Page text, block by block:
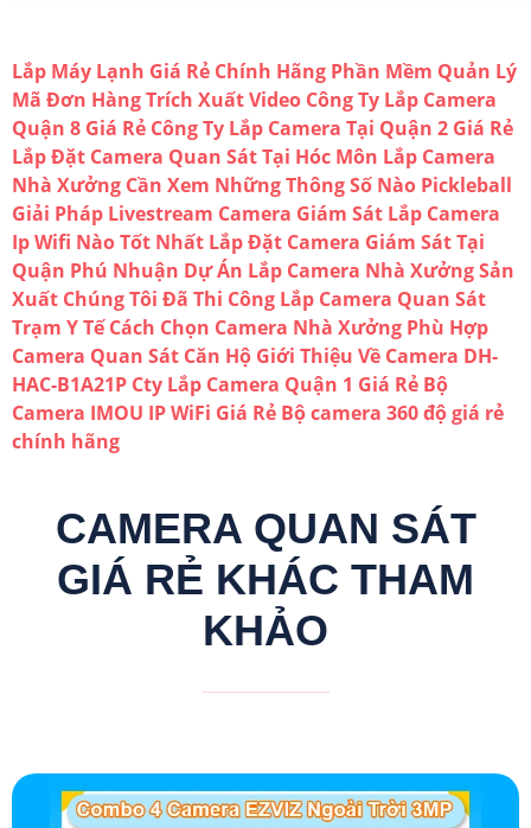
Lắp Máy Lạnh Giá Rẻ Chính Hãng Phần Mềm Quản Lý
Mã Đơn Hàng Trích Xuất Video Công Ty Lắp Camera
Quận 8 Giá Rẻ Công Ty Lắp Camera Tại Quận 2 Giá Rẻ
Lắp Đặt Camera Quan Sát Tại Hóc Môn Lắp Camera
Nhà Xưởng Cần Xem Những Thông Số Nào Pickleball
Giải Pháp Livestream Camera Giám Sát Lắp Camera
Ip Wifi Nào Tốt Nhất Lắp Đặt Camera Giám Sát Tại
Quận Phú Nhuận Dự Án Lắp Camera Nhà Xưởng Sản
Xuất Chúng Tôi Đã Thi Công Lắp Camera Quan Sát
Trạm Y Tế Cách Chọn Camera Nhà Xưởng Phù Hợp
Camera Quan Sát Căn Hộ Giới Thiệu Về Camera DH-
HAC-B1A21P Cty Lắp Camera Quận 1 Giá Rẻ Bộ
Camera IMOU IP WiFi Giá Rẻ Bộ camera 360 độ giá rẻ
chính hãng
CAMERA QUAN SÁT
GIÁ RẺ KHÁC THAM
KHẢO